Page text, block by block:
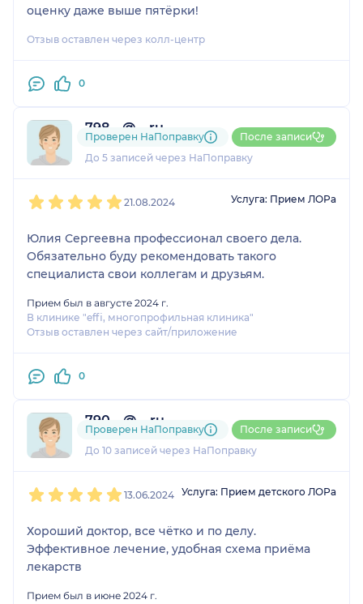
оценку даже выше пятёрки!
Отзыв оставлен через колл-центр
0
798....@....ru
1 отзыв
До 5 записей через НаПоправку
Проверен НаПоправку После записи
21.08.2024 Услуга: Прием ЛОРа
Юлия Сергеевна профессионал своего дела.
Обязательно буду рекомендовать такого
специалиста свои коллегам и друзьям.
Прием был в августе 2024 г.
В клинике "effi, многопрофильная клиника"
Отзыв оставлен через сайт/приложение
0
790....@....ru
1 отзыв
До 10 записей через НаПоправку
Проверен НаПоправку После записи
13.06.2024 Услуга: Прием детского ЛОРа
Хороший доктор, все чётко и по делу.
Эффективное лечение, удобная схема приёма
лекарств
Прием был в июне 2024 г.